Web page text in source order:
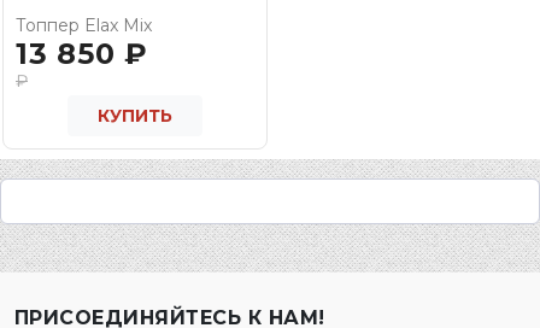
Топпер Elax Mix
13 850 ₽
₽
КУПИТЬ
ПРИСОЕДИНЯЙТЕСЬ К НАМ!